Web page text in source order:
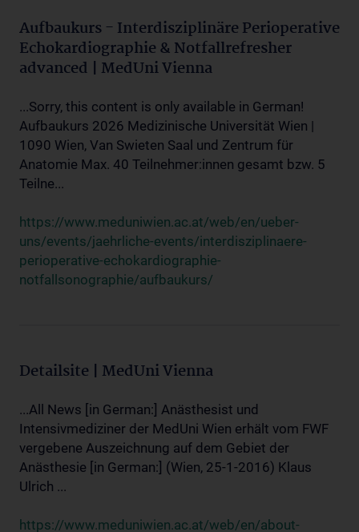
Aufbaukurs - Interdisziplinäre Perioperative
Echokardiographie & Notfallrefresher
advanced | MedUni Vienna
...Sorry, this content is only available in German!
Aufbaukurs 2026 Medizinische Universität Wien |
1090 Wien, Van Swieten Saal und Zentrum für
Anatomie Max. 40 Teilnehmer:innen gesamt bzw. 5
Teilne...
https://www.meduniwien.ac.at/web/en/ueber-
uns/events/jaehrliche-events/interdisziplinaere-
perioperative-echokardiographie-
notfallsonographie/aufbaukurs/
Detailsite | MedUni Vienna
...All News [in German:] Anästhesist und
Intensivmediziner der MedUni Wien erhält vom FWF
vergebene Auszeichnung auf dem Gebiet der
Anästhesie [in German:] (Wien, 25-1-2016) Klaus
Ulrich ...
https://www.meduniwien.ac.at/web/en/about-